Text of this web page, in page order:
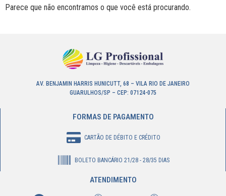
Parece que não encontramos o que você está procurando.
AV. BENJAMIN HARRIS HUNICUTT, 68 – VILA RIO DE JANEIRO
GUARULHOS/SP – CEP: 07124-075
FORMAS DE PAGAMENTO
CARTÃO DE DÉBITO E CRÉDITO
BOLETO BANCÁRIO 21/28 - 28/35 DIAS
ATENDIMENTO